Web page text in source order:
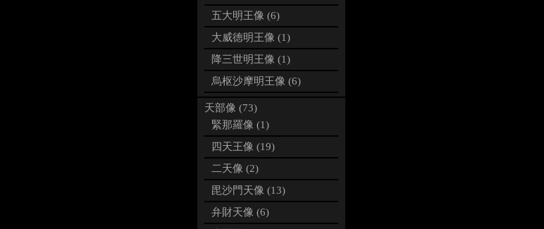
五大明王像 (6)
大威徳明王像 (1)
降三世明王像 (1)
烏枢沙摩明王像 (6)
天部像 (73)
緊那羅像 (1)
四天王像 (19)
二天像 (2)
毘沙門天像 (13)
弁財天像 (6)